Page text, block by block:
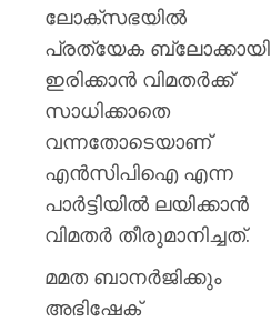
ലോക്‌സഭയില്‍
പ്രത്യേക ബ്ലോക്കായി
ഇരിക്കാന്‍ വിമതര്‍ക്ക്
സാധിക്കാതെ
വന്നതോടെയാണ്
എന്‍സിപിഐ എന്ന
പാര്‍ട്ടിയില്‍ ലയിക്കാന്‍
വിമതര്‍ തീരുമാനിച്ചത്.
മമത ബാനര്‍ജിക്കും
അഭിഷേക്